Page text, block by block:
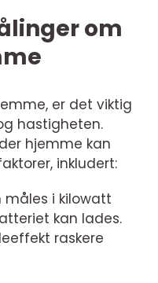
om
er det viktig
hastigheten.
hjemme kan
inkludert:
måles i kilowatt
kan lades.
raskere